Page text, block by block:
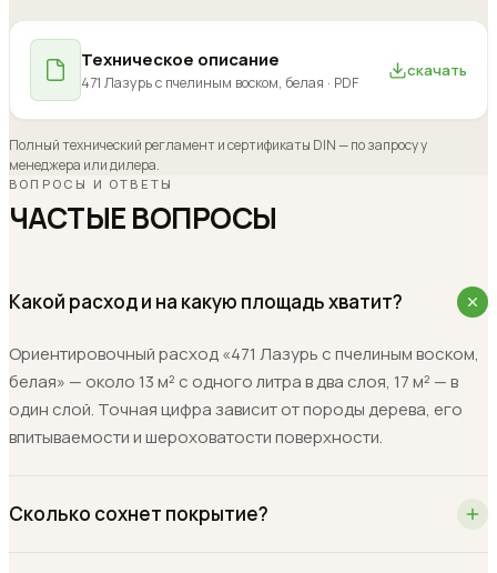
Техническое описание
471 Лазурь с пчелиным воском, белая · PDF
скачать
Полный технический регламент и сертификаты DIN — по запросу у
менеджера или дилера.
ВОПРОСЫ И ОТВЕТЫ
ЧАСТЫЕ ВОПРОСЫ
Какой расход и на какую площадь хватит?
Ориентировочный расход «471 Лазурь с пчелиным воском,
белая» — около 13 м² с одного литра в два слоя, 17 м² — в
один слой. Точная цифра зависит от породы дерева, его
впитываемости и шероховатости поверхности.
Сколько сохнет покрытие?